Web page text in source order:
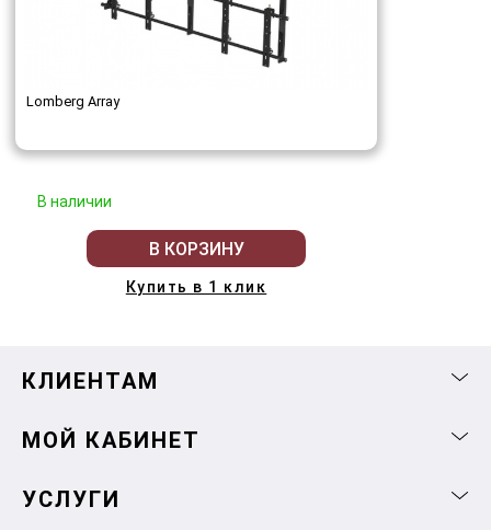
Lomberg Array
В наличии
В КОРЗИНУ
Купить в 1 клик
КЛИЕНТАМ
МОЙ КАБИНЕТ
УСЛУГИ